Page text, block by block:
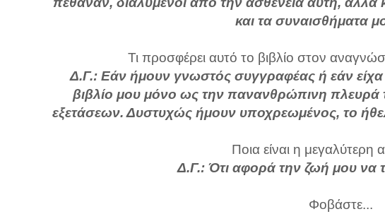
και τα συναισθήματα
Τι προσφέρει αυτό το βιβλίο στον
Δ.Γ.: Εάν ήμουν γνωστός συγγραφέας ή εάν
βιβλίο μου μόνο ως την πανανθρώπινη
εξετάσεων. Δυστυχώς ήμουν υποχρεωμένος, το
Ποια είναι η μεγαλύτερη
Δ.Γ.: Ότι αφορά την ζωή μου να
Φοβάστε...